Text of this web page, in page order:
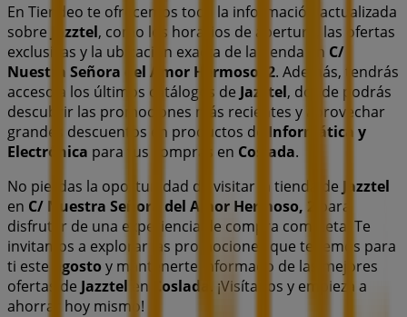
En Tiendeo te ofrecemos toda la información actualizada
sobre
Jazztel, como los horarios de apertura, las ofertas
exclusivas y la ubicación exacta de la tienda en C/
Nuestra Señora del Amor Hermoso, 2. Además, tendrás
acceso a los últimos catálogos de Jazztel, donde podrás
descubrir las promociones más recientes y aprovechar
grandes descuentos en productos de Informática y
Electrónica para tus compras en Coslada.
No pierdas la oportunidad de visitar la tienda de Jazztel
en C/ Nuestra Señora del Amor Hermoso, 2
para
disfrutar de una experiencia de compra completa. Te
invitamos a explorar las promociones que tenemos para
ti este
agosto y mantenerte informado de las mejores
ofertas de Jazztel en Coslada
. ¡Visítanos y empieza a
ahorrar hoy mismo!